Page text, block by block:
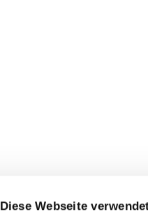
Diese Webseite